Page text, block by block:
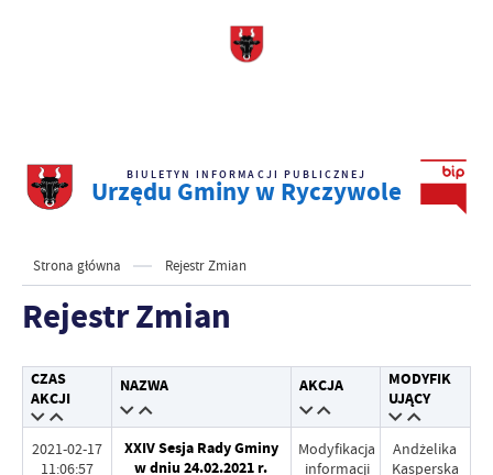
BIULETYN INFORMACJI PUBLICZNEJ
Urzędu Gminy w Ryczywole
Strona główna Rejestr Zmian
Rejestr Zmian
CZAS
AKCJI
NAZWA AKCJA
MODYFIK
UJĄCY
2021-02-17
11:06:57
XXIV Sesja Rady Gminy
w dniu 24.02.2021 r.
Modyfikacja
informacji
Andżelika
Kasperska